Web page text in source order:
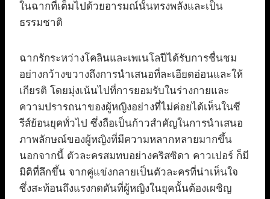
ในฉากที่เต็มไปด้วยอารมณ์นั้นทรงพลังและเป็น
ธรรมชาติ
ฉากรักระหว่างโคลินและเพเนโลปีได้รับการชื่นชม
อย่างกว้างขวางถึงการนำเสนอที่ละเอียดอ่อนและให้
เกียรติ โดยมุ่งเน้นไปที่การยอมรับในร่างกายและ
ความปรารถนาของผู้หญิงอย่างที่ไม่ค่อยได้เห็นในซี
รีส์ย้อนยุคทั่วไป ซึ่งถือเป็นก้าวสำคัญในการนำเสนอ
ภาพลักษณ์ของผู้หญิงที่มีความหลากหลายมากขึ้น
นอกจากนี้ ตัวละครสมทบอย่างคริสซิดา คาวเปอร์ ก็มี
มิติที่ลึกขึ้น จากคู่แข่งกลายเป็นตัวละครที่น่าเห็นใจ
ซึ่งสะท้อนถึงแรงกดดันที่ผู้หญิงในยุคนั้นต้องเผชิญ